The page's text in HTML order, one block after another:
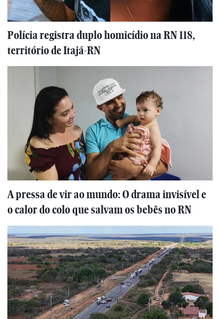
Polícia registra duplo homicídio na RN 118,
território de Itajá-RN
A pressa de vir ao mundo: O drama invisível e
o calor do colo que salvam os bebês no RN